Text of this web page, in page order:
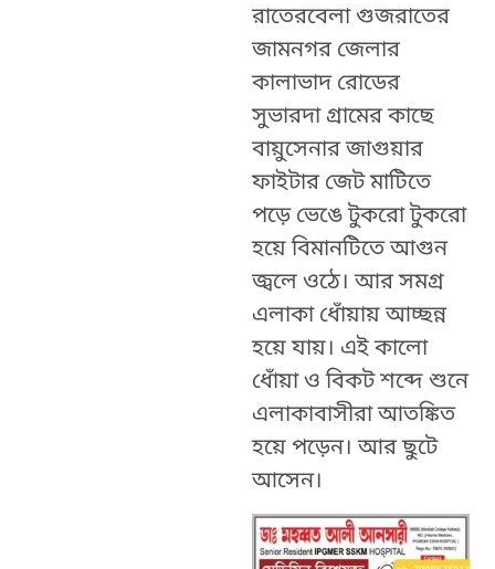
রাতেরবেলা গুজরাতের
জামনগর জেলার
কালাভাদ রোডের
সুভারদা গ্রামের কাছে
বায়ুসেনার জাগুয়ার
ফাইটার জেট মাটিতে
পড়ে ভেঙে টুকরো টুকরো
হয়ে বিমানটিতে আগুন
জ্বলে ওঠে। আর সমগ্র
এলাকা ধোঁয়ায় আচ্ছন্ন
হয়ে যায়। এই কালো
ধোঁয়া ও বিকট শব্দে শুনে
এলাকাবাসীরা আতঙ্কিত
হয়ে পড়েন। আর ছুটে
আসেন।